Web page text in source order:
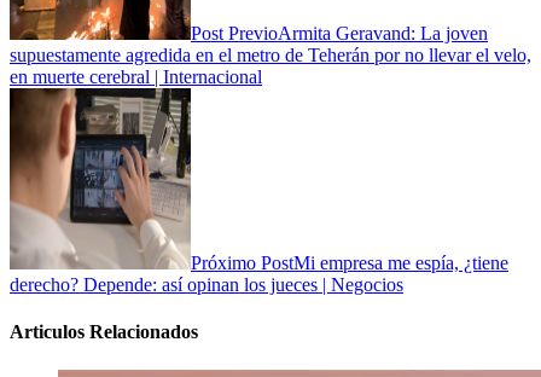
Post PrevioArmita Geravand: La joven
supuestamente agredida en el metro de Teherán por no llevar el velo,
en muerte cerebral | Internacional
Próximo PostMi empresa me espía, ¿tiene
derecho? Depende: así opinan los jueces | Negocios
Articulos Relacionados